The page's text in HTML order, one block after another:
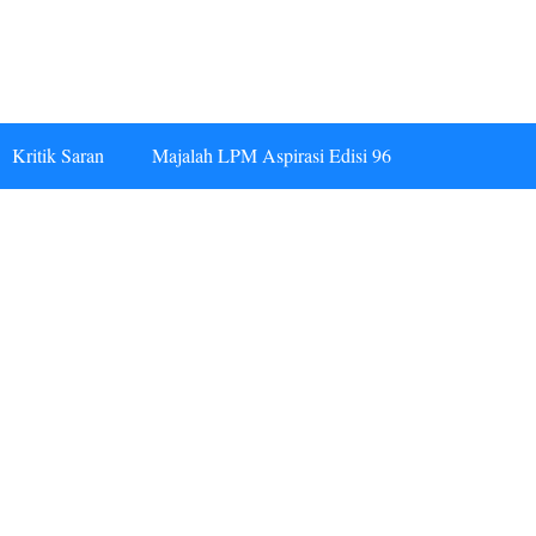
Kritik Saran Majalah LPM Aspirasi Edisi 96